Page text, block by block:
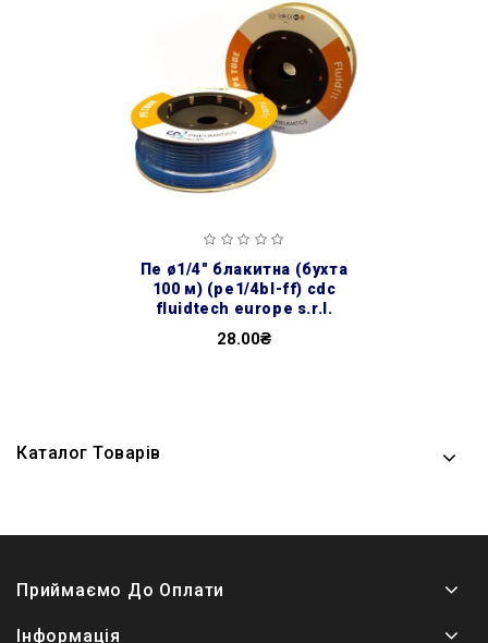
пе ø1/4″ блакитна (бухта
100 м) (pe1/4bl-ff) cdc
fluidtech europe s.r.l.
28.00₴
Каталог Товарів
Приймаємо До Оплати
Інформація